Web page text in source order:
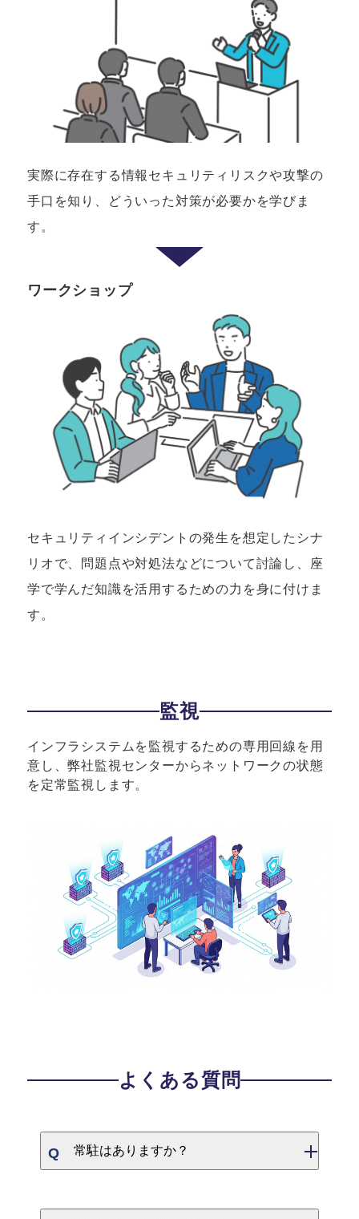
実際に存在する情報セキュリティリスクや攻撃の
手口を知り、
どういった対策が必要かを学びま
す。
ワークショップ
セキュリティインシデントの発生を想定したシナ
リオで、 問題点や対処法などについて討論し、座
学で学んだ知識を活用するための力を身に付けま
す。
監視
インフラシステムを監視するための専用回線を用
意し、弊社監視センターからネットワークの状態
を定常監視します。
よくある質問
常駐はありますか？